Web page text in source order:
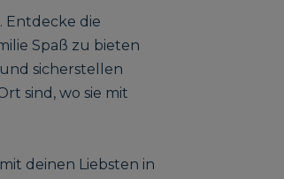
Entdecke die
Spaß zu bieten
sicherstellen
sind, wo sie mit
deinen Liebsten in